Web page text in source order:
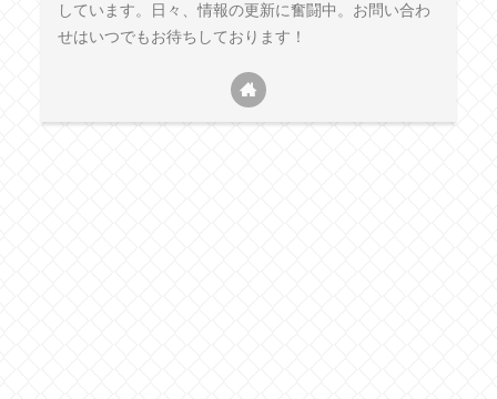
しています。日々、情報の更新に奮闘中。お問い合わ
せはいつでもお待ちしております！